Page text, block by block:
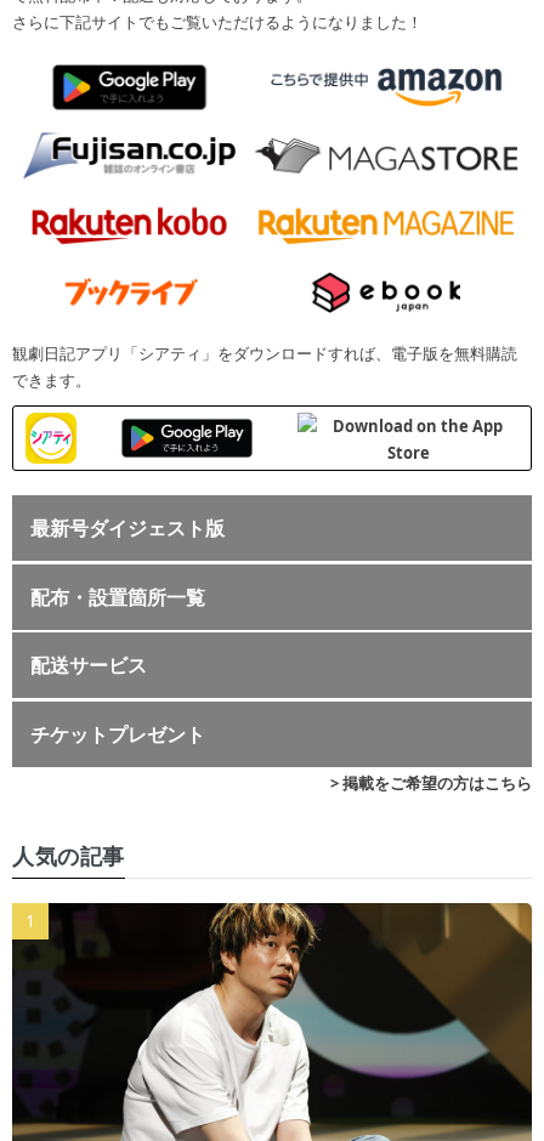
さらに下記サイトでもご覧いただけるようになりました！
観劇日記アプリ「シアティ」をダウンロードすれば、電子版を無料購読
できます。
最新号ダイジェスト版
配布・設置箇所一覧
配送サービス
チケットプレゼント
> 掲載をご希望の方はこちら
人気の記事